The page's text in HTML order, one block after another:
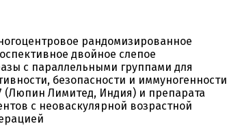
рандомизированное
двойное слепое
с параллельными группами для
безопасности и иммуногенности
(Люпин Лимитед, Индия) и препарата
с неоваскулярной возрастной